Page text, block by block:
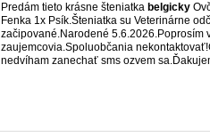
Predám tieto krásne šteniatka belgicky
Fenka 1x Psík.Šteniatka su Veterinárne
začipované.Narodené 5.6.2026.Poprosím
zaujemcovia.Spoluobčania
nedvíham zanechať sms ozvem